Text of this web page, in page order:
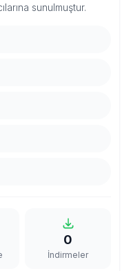
sunulmuştur.
0
İndirmeler